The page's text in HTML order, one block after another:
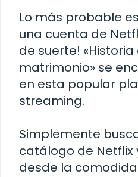
Lo más probable
una cuenta de
de suerte! «Historia
matrimonio» se
en esta popular
streaming.
Simplemente
catálogo de Netflix
desde la